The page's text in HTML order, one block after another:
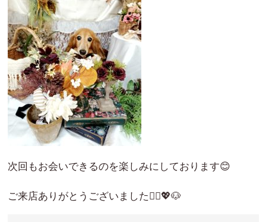
次回もお会いできるのを楽しみにしております😊
ご来店ありがとうございました🙇‍♀️💖🐶